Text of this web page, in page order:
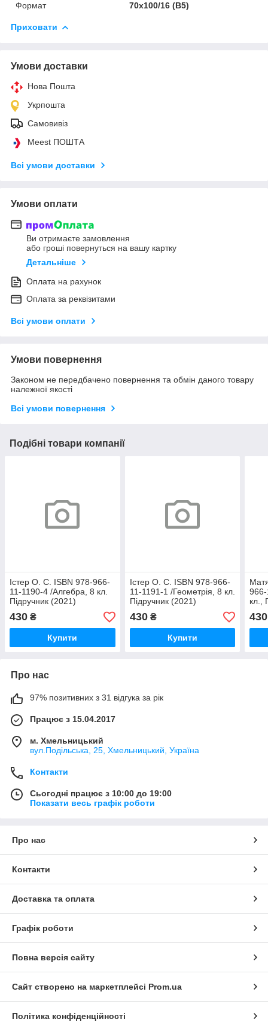
Формат
70х100/16 (В5)
Приховати
Умови доставки
Нова Пошта
Укрпошта
Самовивіз
Meest ПОШТА
Всі умови доставки
Умови оплати
Ви отримаєте замовлення
або гроші повернуться на вашу картку
Детальніше
Оплата на рахунок
Оплата за реквізитами
Всі умови оплати
Умови повернення
Законом не передбачено повернення та обмін даного товару
належної якості
Всі умови повернення
Подібні товари компанії
Істер О. С. ISBN 978-966-
11-1190-4 /Алгебра, 8 кл.
Підручник (2021)
430 ₴
Купити
Істер О. С. ISBN 978-966-
11-1191-1 /Геометрія, 8 кл.
Підручник (2021)
430₴
Купити
966-
кл.,
430
Про нас
97% позитивних з 31 відгука за рік
Працює з 15.04.2017
м. Хмельницький
вул.Подільська, 25, Хмельницький, Україна
Контакти
Сьогодні працює з 10:00 до 19:00
Показати весь графік роботи
Про нас
Контакти
Доставка та оплата
Графік роботи
Повна версія сайту
Сайт створено на маркетплейсі Prom.ua
Політика конфіденційності